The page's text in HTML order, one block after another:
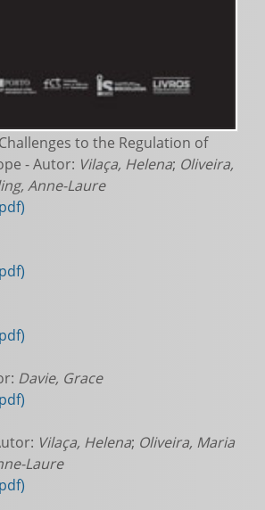
to the Regulation of
- Autor: Vilaça, Helena; Oliveira,
Anne-Laure
Davie, Grace
Vilaça, Helena; Oliveira, Maria
Laure